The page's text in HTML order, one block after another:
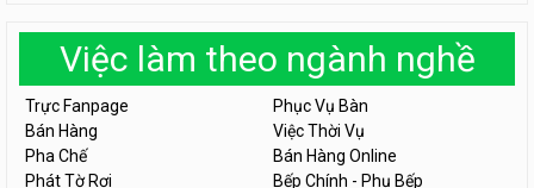
Việc làm theo ngành nghề
Trực Fanpage
Phục Vụ Bàn
Bán Hàng
Việc Thời Vụ
Pha Chế
Bán Hàng Online
Phát Tờ Rơi
Bếp Chính - Phụ Bếp